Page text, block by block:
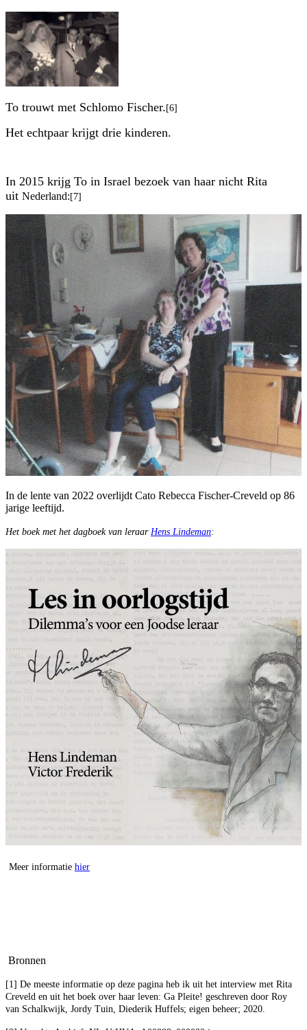
To trouwt met Schlomo Fischer. [6]
Het echtpaar krijgt drie kinderen.
In 2015 krijg To in Israel bezoek van haar nicht Rita
uit Nederland: [7]
In de lente van 2022 overlijdt Cato Rebecca Fischer-Creveld op 86
jarige leeftijd.
Het boek met het dagboek van leraar Hens Lindeman:
Meer informatie hier
Bronnen
[1] De meeste informatie op deze pagina heb ik uit het interview met Rita
Creveld en uit het boek over haar leven: Ga Pleite! geschreven door Roy
van Schalkwijk, Jordy Tuin, Diederik Huffels; eigen beheer; 2020.